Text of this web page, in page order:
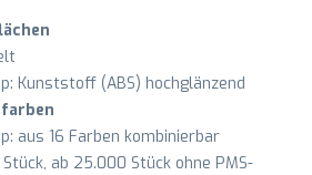
Kunststoff (ABS) hochglänzend
aus 16 Farben kombinierbar
ab 25.000 Stück ohne PMS-